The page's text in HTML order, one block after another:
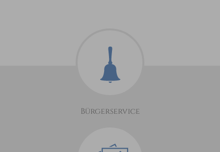
Bürgerservice